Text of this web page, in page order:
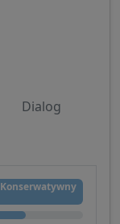
Dialog
Konserwatywny